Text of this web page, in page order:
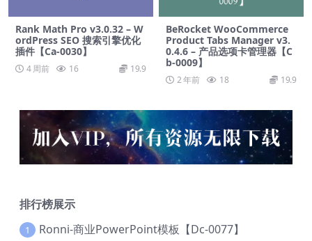
Rank Math Pro v3.0.32 – W
ordPress SEO 搜索引擎优化
插件【Ca-0030】
4 周前 16 19.9
BeRocket WooCommerce
Product Tabs Manager v3.
0.4.6 – 产品选项卡管理器【C
b-0009】
2 年前 18 19.9
排行榜展示
1 Ronni-商业PowerPoint模板【Dc-0077】